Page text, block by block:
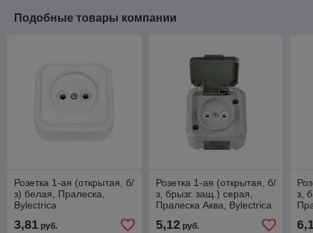
Подобные товары компании
Розетка 1-ая (открытая, б/
з) белая, Пралеска,
Bylectrica
3,81 руб.
Розетка 1-ая (открытая, б/
з, брызг. защ.) серая,
Пралеска Аква, Bylectrica
5,12руб.
з,